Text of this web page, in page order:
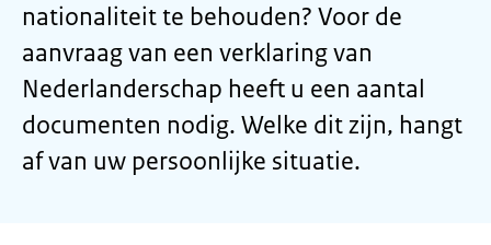
nationaliteit te behouden? Voor de
aanvraag van een verklaring van
Nederlanderschap heeft u een aantal
documenten nodig. Welke dit zijn, hangt
af van uw persoonlijke situatie.